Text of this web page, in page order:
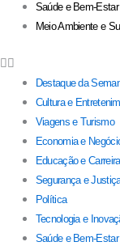
Saúde e Bem-Estar
Meio Ambiente e
Destaque da
Cultura e
Viagens e Turismo
Economia e
Educação e
Segurança e
Política
Tecnologia e
Saúde e Bem-Estar